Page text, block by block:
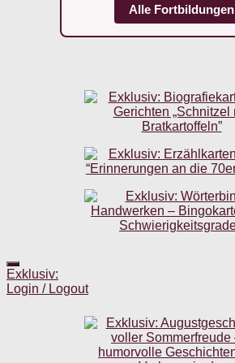
Alle Fortbildungen
Exklusiv:
Login / Logout